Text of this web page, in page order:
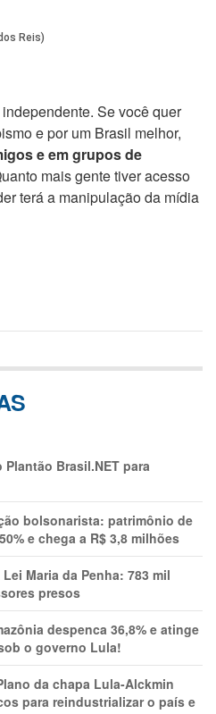
Se você quer
e por um Brasil melhor,
e em grupos de
mais gente tiver acesso
terá a manipulação da mídia
Brasil.NET para
bolsonarista: patrimônio de
e chega a R$ 3,8 milhões
Maria da Penha: 783 mil
presos
despenca 36,8% e atinge
o governo Lula!
da chapa Lula-Alckmin
para reindustrializar o país e